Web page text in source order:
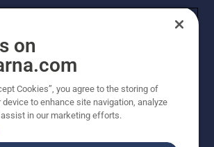
on
Cookies”, you agree to the storing of
to enhance site navigation, analyze
in our marketing efforts.